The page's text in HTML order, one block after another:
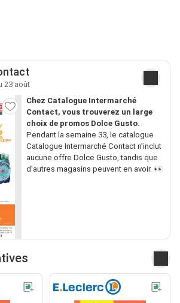
23 août
Chez Catalogue Intermarché
Contact, vous trouverez un large
choix de promos Dolce Gusto.
Pendant la semaine 33, le catalogue
Catalogue Intermarché Contact n’inclut
aucune offre Dolce Gusto, tandis que
d’autres magasins peuvent en avoir. 👀